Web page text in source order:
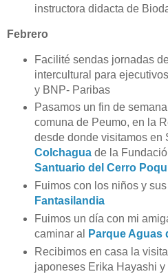
instructora didacta de
Febrero
Facilité sendas jornadas
intercultural para
y BNP- Paribas
Pasamos un fin de
comuna de Peumo, en la
desde donde visitamos en
Colchaguade la
Santuario del Cerro
Fuimos con los niños y
Fantasilandia
Fuimos un día con mi
caminar al
Parque Aguas
Recibimos en casa la
japoneses Erika Hayashi